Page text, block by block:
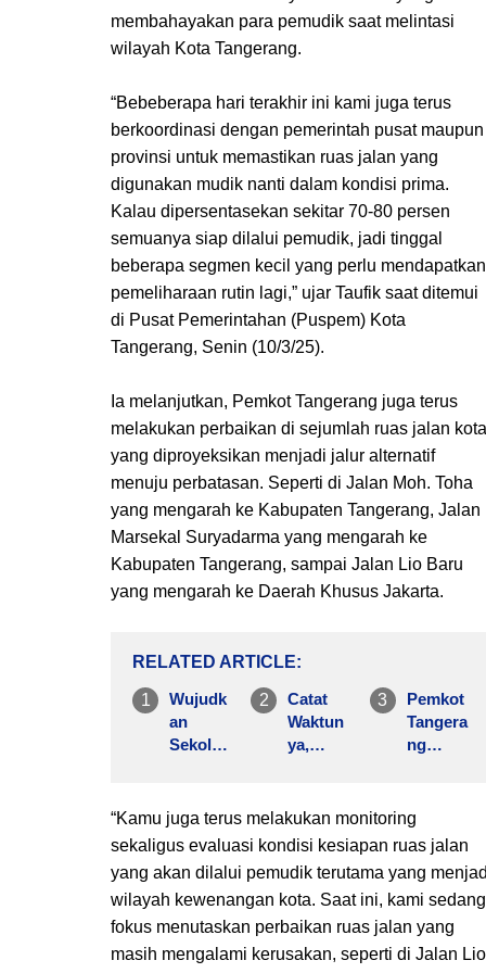
membahayakan para pemudik saat melintasi
wilayah Kota Tangerang.
“Bebeberapa hari terakhir ini kami juga terus
berkoordinasi dengan pemerintah pusat maupun
provinsi untuk memastikan ruas jalan yang
digunakan mudik nanti dalam kondisi prima.
Kalau dipersentasekan sekitar 70-80 persen
semuanya siap dilalui pemudik, jadi tinggal
beberapa segmen kecil yang perlu mendapatkan
pemeliharaan rutin lagi,” ujar Taufik saat ditemui
di Pusat Pemerintahan (Puspem) Kota
Tangerang, Senin (10/3/25).
Ia melanjutkan, Pemkot Tangerang juga terus
melakukan perbaikan di sejumlah ruas jalan kota
yang diproyeksikan menjadi jalur alternatif
menuju perbatasan. Seperti di Jalan Moh. Toha
yang mengarah ke Kabupaten Tangerang, Jalan
Marsekal Suryadarma yang mengarah ke
Kabupaten Tangerang, sampai Jalan Lio Baru
yang mengarah ke Daerah Khusus Jakarta.
RELATED ARTICLE
Wujudk
an
Sekolah
Kota
Tangera
Kukuhk
an 100
Inspekt
ur
Catat
Waktun
ya,
Tangera
ng
Naik
Bus
Tayo
dan Si
Pemkot
Tangera
ng
Atasi
Tanggul
Jebol di
Garden
City
Periuk
“Kamu juga terus melakukan monitoring
sekaligus evaluasi kondisi kesiapan ruas jalan
yang akan dilalui pemudik terutama yang
wilayah kewenangan kota. Saat ini, kami sedang
fokus menutaskan perbaikan ruas jalan yang
masih mengalami kerusakan, seperti di Jalan Lio